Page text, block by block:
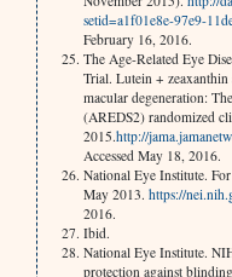
setid=a1f01e8e-97e9-
February 16, 2016.
The Age-Related Eye
Trial. Lutein + zeaxanthin
macular degeneration:
(AREDS2) randomized
2015.http://
Accessed May 18, 2016.
National Eye Institute.
May 2013. https://
2016.
Ibid.
National Eye Institute.
protection against